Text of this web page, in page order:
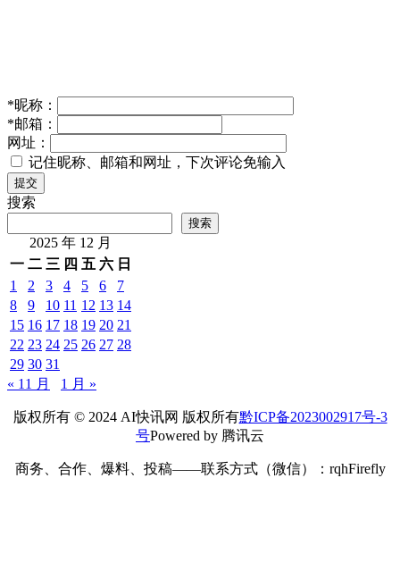
*昵称：
*邮箱：
网址：
记住昵称、邮箱和网址，下次评论免输入
提交
搜索
搜索
2025 年 12 月
一 二 三 四 五 六 日
1
2 3 4 5 6
7
8
9 10 11 12 13 14
15 16 17 18 19 20 21
22 23 24 25 26 27 28
29 30 31
« 11 月
1 月 »
版权所有 © 2024 AI快讯网 版权所有黔ICP备2023002917号-3
号Powered by 腾讯云
商务、合作、爆料、投稿——联系方式（微信）：rqhFirefly